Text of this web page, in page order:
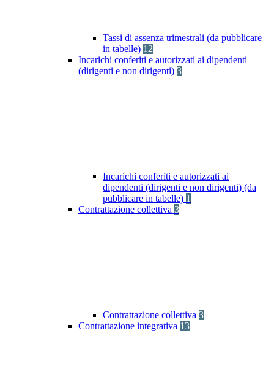
Tassi di assenza trimestrali (da pubblicare
in tabelle) 12
Incarichi conferiti e autorizzati ai dipendenti
(dirigenti e non dirigenti) 3
Incarichi conferiti e autorizzati ai
dipendenti (dirigenti e non dirigenti) (da
pubblicare in tabelle) 1
Contrattazione collettiva 3
Contrattazione collettiva 3
Contrattazione integrativa 13